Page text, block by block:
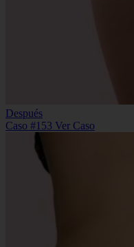
Después
Caso #153 Ver Caso